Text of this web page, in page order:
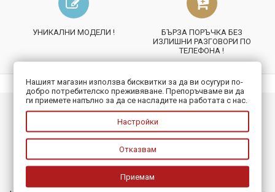
УНИКАЛНИ МОДЕЛИ !
БЪРЗА ПОРЪЧКА БЕЗ
ИЗЛИШНИ РАЗГОВОРИ ПО
ТЕЛЕФОНА !
ИНФОРМАЦИЯ
ПОЛЕЗНО
Нашият магазин използва бисквитки за да ви осугури по-
добро потребителско преживяване. Препоръчваме ви да
ги приемете напълно за да се насладите на работата с нас.
Настройки
Отказвам
Приемам